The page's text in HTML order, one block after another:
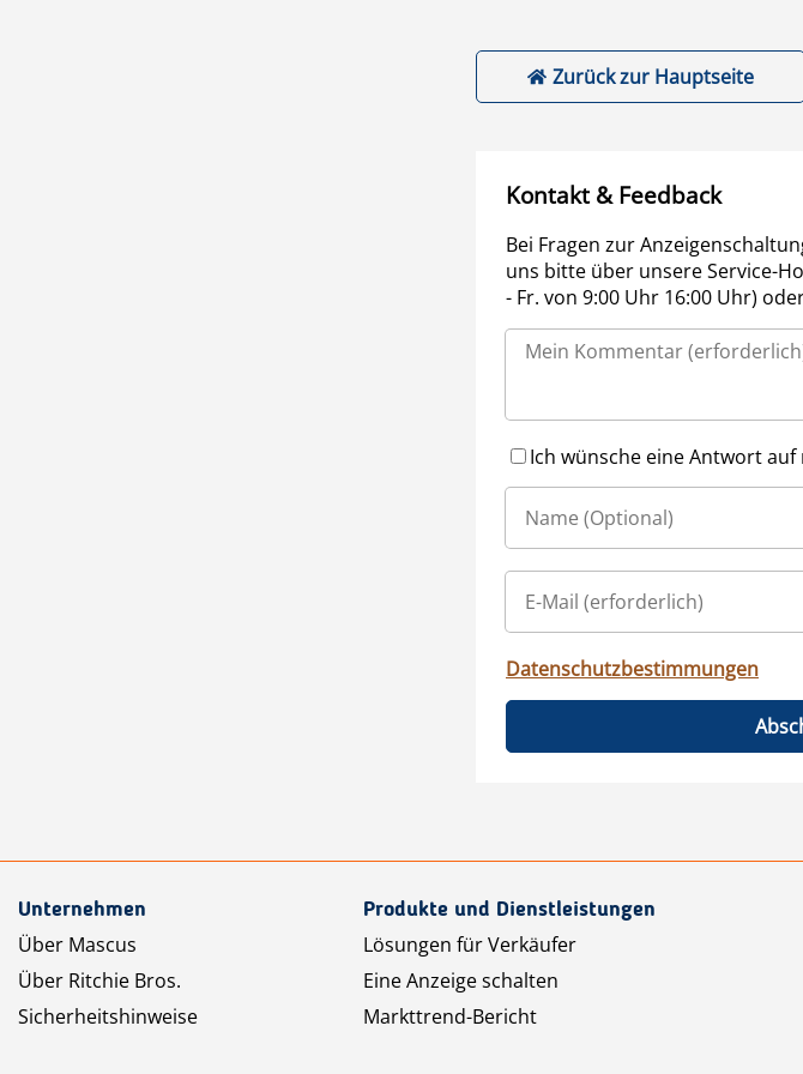
Zurück zur Hauptseite
Kontakt & Feedback
Bei Fragen zur
uns bitte über unsere Service-
- Fr. von 9:00 Uhr 16:00 Uhr)
Ich wünsche eine Antwort auf
Datenschutzbestimmungen
Unternehmen
Über Mascus
Über Ritchie Bros.
Sicherheitshinweise
Produkte und Dienstleistungen
Lösungen für Verkäufer
Eine Anzeige schalten
Markttrend-Bericht